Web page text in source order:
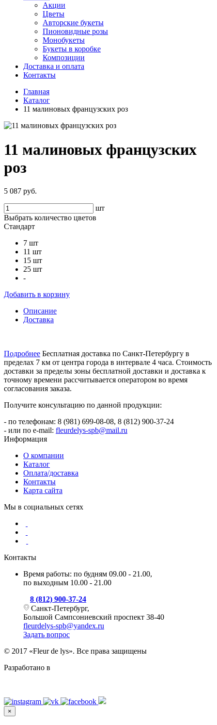
Акции
Цветы
Авторские букеты
Пионовидные розы
Монобукеты
Букеты в коробке
Композиции
Доставка и оплата
Контакты
Главная
Каталог
11 малиновых французских роз
11 малиновых французских
роз
5 087 руб.
шт
Выбрать количество цветов
Стандарт
7 шт
11 шт
15 шт
25 шт
-
Добавить в корзину
Описание
Доставка
Подробнее Бесплатная доставка по Санкт-Петербургу в
пределах 7 км от центра города в интервале 4 часа. Стоимость
доставки за пределы зоны бесплатной доставки и доставка к
точному времени рассчитывается оператором во время
согласования заказа.
Получите консультацию по данной продукции:
- по телефонам: 8 (981) 699-08-08, 8 (812) 900-37-24
- или по e-mail: fleurdelys-spb@mail.ru
Информация
О компании
Каталог
Оплата/доставка
Контакты
Карта сайта
Мы в социальных сетях
Контакты
Время работы: по будням 09.00 - 21.00,
по выходным 10.00 - 21.00
8 (812) 900-37-24
Санкт-Петербург,
Большой Сампсониевский проспект 38-40
fleurdelys-spb@yandex.ru
Задать вопрос
© 2017 «Fleur de lys». Все права защищены
Разработано в
×